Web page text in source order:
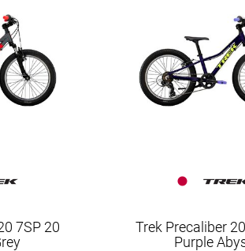
7SP 20
Trek Precaliber
Purple